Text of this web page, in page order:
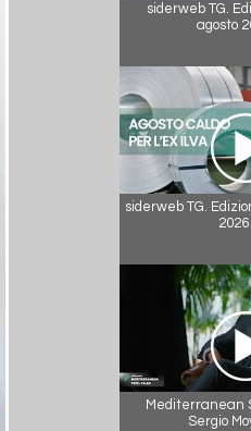
siderweb TG.
agosto
siderweb TG.
2026
Mediterranean
Sergio